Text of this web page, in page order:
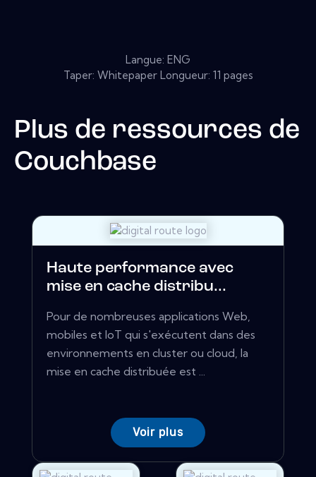
Langue: ENG
Taper: Whitepaper Longueur: 11 pages
Plus de ressources de
Couchbase
Haute performance avec
mise en cache distribu...
Pour de nombreuses applications Web,
mobiles et IoT qui s'exécutent dans des
environnements en cluster ou cloud, la
mise en cache distribuée est ...
Voir plus